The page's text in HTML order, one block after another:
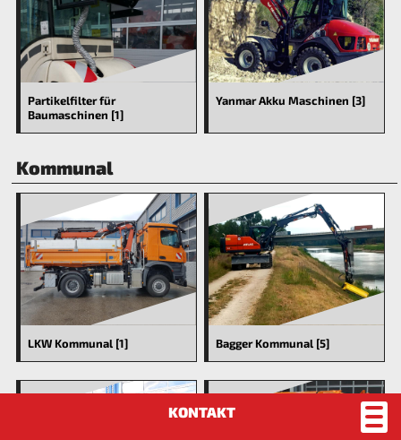
Partikelfilter für
Baumaschinen [1]
Yanmar Akku Maschinen [3]
Kommunal
LKW Kommunal [1] Bagger Kommunal [5]